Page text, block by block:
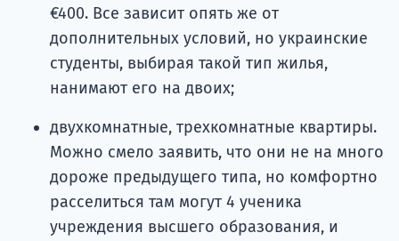
€400. Все зависит опять же от
дополнительных условий, но украинские
студенты, выбирая такой тип жилья,
нанимают его на двоих;
двухкомнатные, трехкомнатные квартиры.
Можно смело заявить, что они не на много
дороже предыдущего типа, но комфортно
расселиться там могут 4 ученика
учреждения высшего образования, и